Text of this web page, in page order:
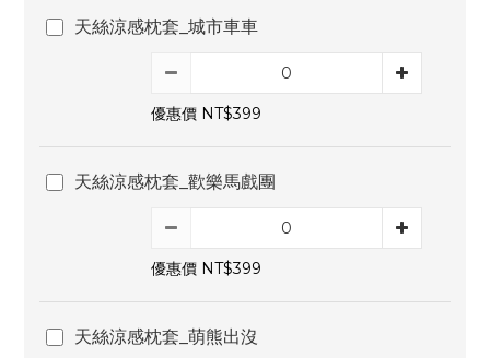
天絲涼感枕套_城市車車
優惠價 NT$399
天絲涼感枕套_歡樂馬戲團
優惠價 NT$399
天絲涼感枕套_萌熊出沒